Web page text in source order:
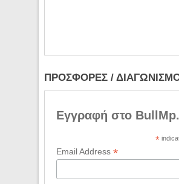
ΠΡΟΣΦΟΡΕΣ /
Εγγραφή στο
*
Email Address *